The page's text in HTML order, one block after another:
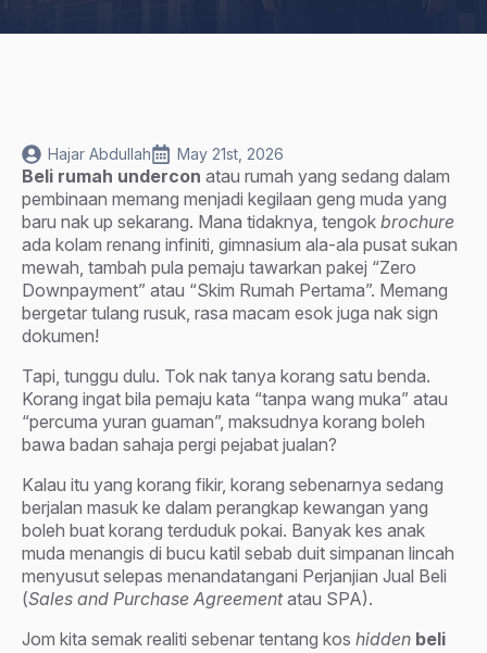
Hajar Abdullah May 21st, 2026
Beli rumah undercon atau rumah yang sedang dalam
pembinaan memang menjadi kegilaan geng muda yang
baru nak up sekarang. Mana tidaknya, tengok brochure
ada kolam renang infiniti, gimnasium ala-ala pusat sukan
mewah, tambah pula pemaju tawarkan pakej “Zero
Downpayment” atau “Skim Rumah Pertama”. Memang
bergetar tulang rusuk, rasa macam esok juga nak sign
dokumen!
Tapi, tunggu dulu. Tok nak tanya korang satu benda.
Korang ingat bila pemaju kata “tanpa wang muka” atau
“percuma yuran guaman”, maksudnya korang boleh
bawa badan sahaja pergi pejabat jualan?
Kalau itu yang korang fikir, korang sebenarnya sedang
berjalan masuk ke dalam perangkap kewangan yang
boleh buat korang terduduk pokai. Banyak kes anak
muda menangis di bucu katil sebab duit simpanan lincah
menyusut selepas menandatangani Perjanjian Jual Beli
(Sales and Purchase Agreementatau SPA).
Jom kita semak realiti sebenar tentang kos hidden beli